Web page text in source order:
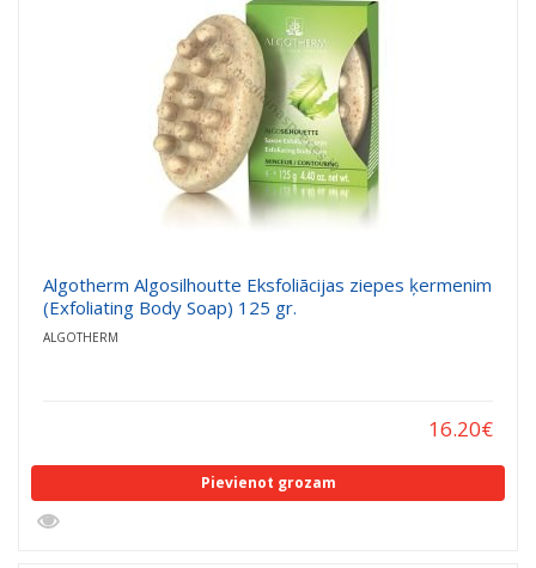
Algotherm Algosilhoutte Eksfoliācijas ziepes ķermenim
(Exfoliating Body Soap) 125 gr.
ALGOTHERM
16.20€
Pievienot grozam